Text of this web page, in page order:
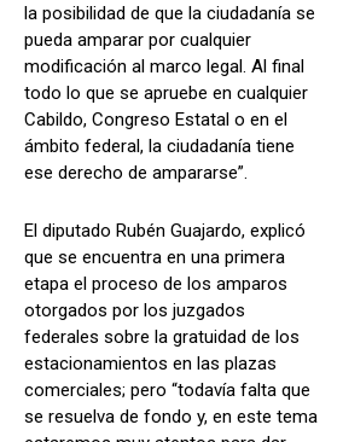
la posibilidad de que la ciudadanía se
pueda amparar por cualquier
modificación al marco legal. Al final
todo lo que se apruebe en cualquier
Cabildo, Congreso Estatal o en el
ámbito federal, la ciudadanía tiene
ese derecho de ampararse”.
El diputado Rubén Guajardo, explicó
que se encuentra en una primera
etapa el proceso de los amparos
otorgados por los juzgados
federales sobre la gratuidad de los
estacionamientos en las plazas
comerciales; pero “todavía falta que
se resuelva de fondo y, en este tema